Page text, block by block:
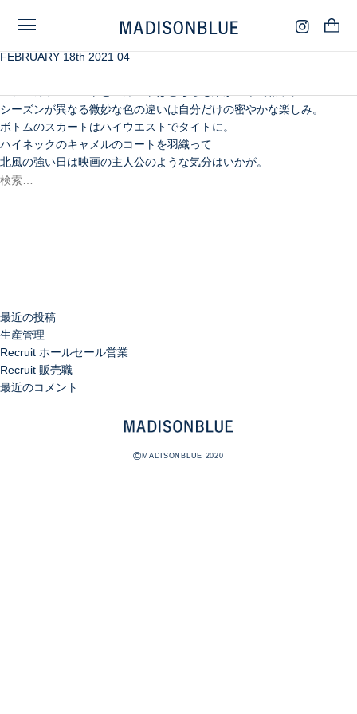
FEBRUARY 18th 2021 04
冬から春へ移り変わる季節に着たい、ブラウンやキャメル。
シーズンが異なる微妙な色の違いは自分だけの密やかな楽しみ。
ボトムのスカートはハイウエストでタイトに。
ハイネックのキャメルのコートを羽織って
北風の強い日は映画の主人公のような気分はいかが。
検
最近の投稿
生産管理
Recruit ホールセール営業
Recruit 販売職
最近のコメント
©MADISONBLUE 2020